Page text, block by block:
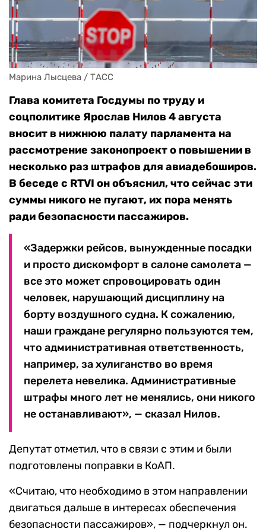
Марина Лысцева / ТАСС
Глава комитета Госдумы по труду и
соцполитике Ярослав Нилов 4 августа
вносит в нижнюю палату парламента на
рассмотрение законопроект о повышении в
несколько раз штрафов для авиадебоширов.
В беседе с RTVI он объяснил, что сейчас эти
суммы никого не пугают, их пора менять
ради безопасности пассажиров.
«Задержки рейсов, вынужденные посадки
и просто дискомфорт в салоне самолета —
все это может спровоцировать один
человек, нарушающий дисциплину на
борту воздушного судна. К сожалению,
наши граждане регулярно пользуются тем,
что административная ответственность,
например, за хулиганство во время
перелета невелика. Административные
штрафы много лет не менялись, они никого
не останавливают», — сказал Нилов.
Депутат отметил, что в связи с этим и были
подготовлены поправки в КоАП.
«Считаю, что необходимо в этом направлении
двигаться дальше в интересах обеспечения
безопасности пассажиров», — подчеркнул он.